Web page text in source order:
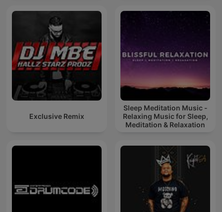
Exclusive Remix
Sleep Meditation Music -
Relaxing Music for Sleep,
Meditation & Relaxation